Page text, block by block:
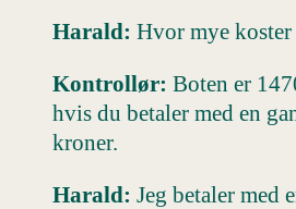
Harald: Hvor mye koster
Kontrollør: Boten er
hvis du betaler med en
kroner.
Harald: Jeg betaler med